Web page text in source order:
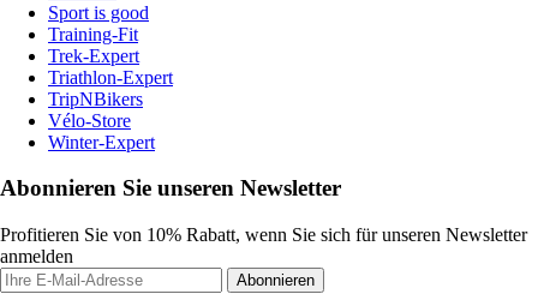
Sport is good
Training-Fit
Trek-Expert
Triathlon-Expert
TripNBikers
Vélo-Store
Winter-Expert
Abonnieren Sie unseren Newsletter
Profitieren Sie von 10% Rabatt, wenn Sie sich für unseren Newsletter
anmelden
Abonnieren